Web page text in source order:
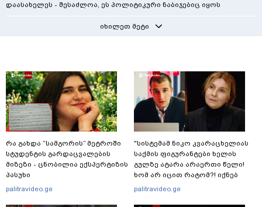
დაასახელეს - შესაძლოა, ეს პოლიტიკური ნაბიჯებიც იყოს
იხილეთ მეტი
რა გახდა “სამგორის” მეტროში
სტუდენტის გარდაცვალების
მიზეზი - ცნობილია ექსპერტიზის
პასუხი
palitravideo.ge
"სისტემამ ნიკო კვარაცხელიას
საქმის ფიგურანტები ხელის
გულზე ატარა არაერთი წელი!
ხომ არ იცით რატომ?! იქნებ
იმიტომ რომ თავად
palitravideo.ge